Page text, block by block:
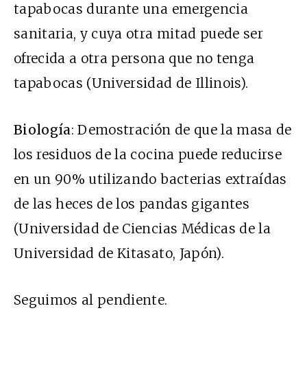
tapabocas durante una emergencia
sanitaria, y cuya otra mitad puede ser
ofrecida a otra persona que no tenga
tapabocas (Universidad de Illinois).
Biología: Demostración de que la masa de
los residuos de la cocina puede reducirse
en un 90% utilizando bacterias extraídas
de las heces de los pandas gigantes
(Universidad de Ciencias Médicas de la
Universidad de Kitasato, Japón).
Seguimos al pendiente.